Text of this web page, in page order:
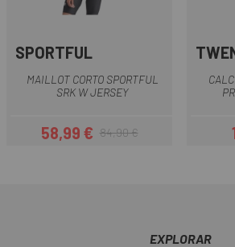
SPORTFUL
MAILLOT CORTO SPORTFUL
SRK W JERSEY
Precio
58,99 €Precio regular
84,90 €
EXPLORAR